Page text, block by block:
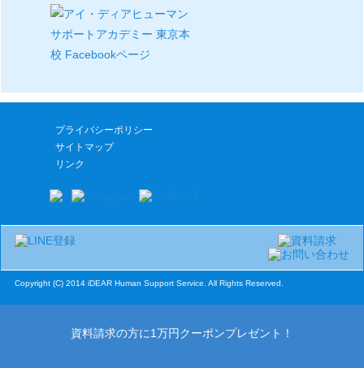
プライバシーポリシー
サイトマップ
リンク
Copyright (C) 2014 iDEAR Human Support Service. All Rights Reserved.
資料請求の方に1万円クーポンプレゼント！